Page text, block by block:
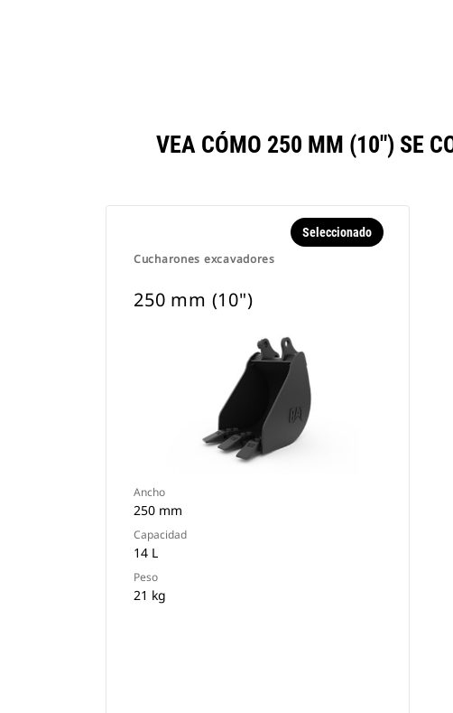
VEA CÓMO 250 MM (10") SE
Cucharones excavadores
Seleccionado
250 mm (10")
Ancho
250 mm
Capacidad
14 L
Peso
21 kg